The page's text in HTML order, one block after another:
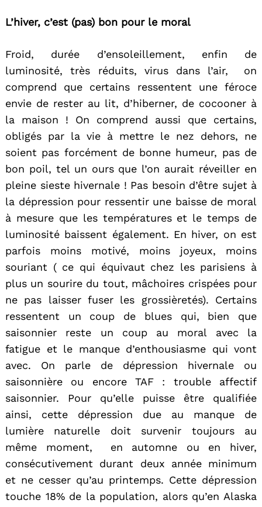
L’hiver, c’est (pas) bon pour le moral
Froid, durée d’ensoleillement, enfin de
luminosité, très réduits, virus dans l’air, on
comprend que certains ressentent une féroce
envie de rester au lit, d’hiberner, de cocooner à
la maison ! On comprend aussi que certains,
obligés par la vie à mettre le nez dehors, ne
soient pas forcément de bonne humeur, pas de
bon poil, tel un ours que l’on aurait réveiller en
pleine sieste hivernale ! Pas besoin d’être sujet à
la dépression pour ressentir une baisse de moral
à mesure que les températures et le temps de
luminosité baissent également. En hiver, on est
parfois moins motivé, moins joyeux, moins
souriant ( ce qui équivaut chez les parisiens à
plus un sourire du tout, mâchoires crispées pour
ne pas laisser fuser les grossièretés). Certains
ressentent un coup de blues qui, bien que
saisonnier reste un coup au moral avec la
fatigue et le manque d’enthousiasme qui vont
avec. On parle de dépression hivernale ou
saisonnière ou encore TAF : trouble affectif
saisonnier. Pour qu’elle puisse être qualifiée
ainsi, cette dépression due au manque de
lumière naturelle doit survenir toujours au
même moment, en automne ou en hiver,
consécutivement durant deux année minimum
et ne cesser qu’au printemps. Cette dépression
touche 18% de la population, alors qu’en Alaska